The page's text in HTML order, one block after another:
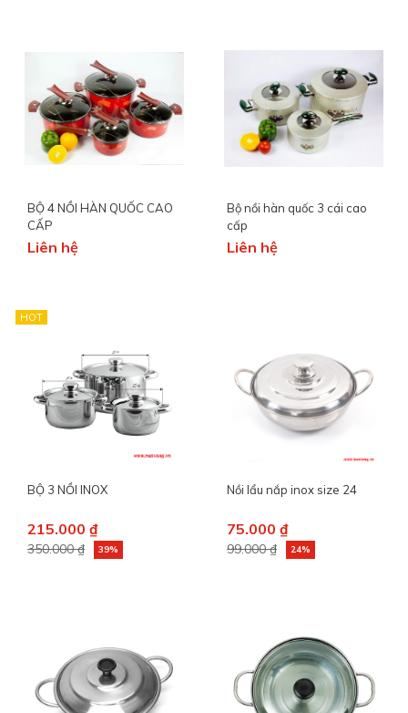
BỘ 4 NỒI HÀN QUỐC CAO
CẤP
Liên hệ
Bộ nồi hàn quốc 3 cái cao
cấp
Liên hệ
HOT
BỘ 3 NỒI INOX
215.000 ₫
350.000 ₫ 39%
Nồi lẩu nắp inox size 24
75.000 ₫
99.000 ₫ 24%